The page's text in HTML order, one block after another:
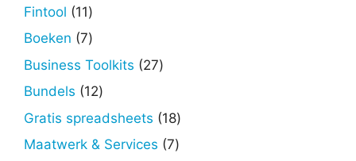
Fintool 1111
producten
Boeken 77
producten
Business Toolkits 2727
Bundels 1212
producten
Gratis spreadsheets 1818
producten
Maatwerk & Services 77